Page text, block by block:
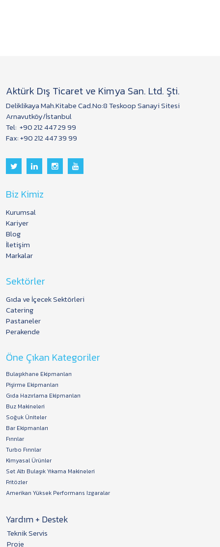
Aktürk Dış Ticaret ve Kimya San. Ltd. Şti.
Deliklikaya Mah.Kitabe Cad.No:8 Teskoop Sanayi Sitesi
Arnavutköy/İstanbul
Tel: +90 212 447 29 99
Fax: +90 212 447 39 99
Biz Kimiz
Kurumsal
Kariyer
Blog
İletişim
Markalar
Sektörler
Gıda ve İçecek Sektörleri
Catering
Pastaneler
Perakende
Öne Çıkan Kategoriler
Bulaşıkhane Ekipmanları
Pişirme Ekipmanları
Gıda Hazırlama Ekipmanları
Buz Makineleri
Soğuk Üniteler
Bar Ekipmanları
Fırınlar
Turbo Fırınlar
Kimyasal Ürünler
Set Altı Bulaşık Yıkama Makineleri
Fritözler
Amerikan Yüksek Performans Izgaralar
Yardım + Destek
Teknik Servis
Proje